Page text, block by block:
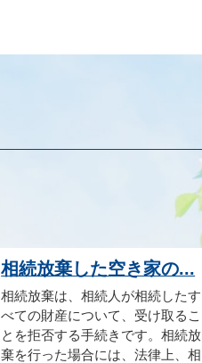
相続放棄した空き家の...
相続放棄は、相続人が相続したす
べての財産について、受け取るこ
とを拒否する手続きです。相続放
棄を行った場合には、法律上、相